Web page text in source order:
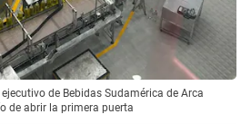
de Bebidas Sudamérica de Arca
de abrir la primera puerta